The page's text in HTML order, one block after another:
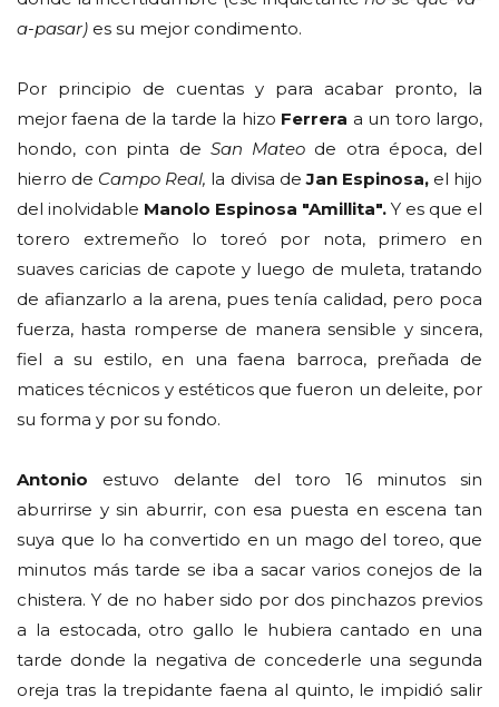
a-pasar) es su mejor condimento.
Por principio de cuentas y para acabar pronto, la
mejor faena de la tarde la hizo Ferrera a un toro largo,
hondo, con pinta de San Mateo de otra época, del
hierro de Campo Real, la divisa deJan Espinosa,el hijo
del inolvidable Manolo Espinosa "Amillita". Y es que el
torero extremeño lo toreó por nota, primero en
suaves caricias de capote y luego de muleta, tratando
de afianzarlo a la arena, pues tenía calidad, pero poca
fuerza, hasta romperse de manera sensible y sincera,
fiel a su estilo, en una faena barroca, preñada de
matices técnicos y estéticos que fueron un deleite, por
su forma y por su fondo.
Antonio estuvo delante del toro 16 minutos sin
aburrirse y sin aburrir, con esa puesta en escena tan
suya que lo ha convertido en un mago del toreo, que
minutos más tarde se iba a sacar varios conejos de la
chistera. Y de no haber sido por dos pinchazos previos
a la estocada, otro gallo le hubiera cantado en una
tarde donde la negativa de concederle una segunda
oreja tras la trepidante faena al quinto, le impidió salir